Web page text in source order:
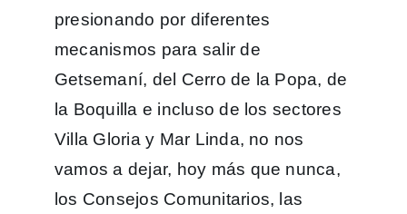
presionando por diferentes
mecanismos para salir de
Getsemaní, del Cerro de la Popa, de
la Boquilla e incluso de los sectores
Villa Gloria y Mar Linda, no nos
vamos a dejar, hoy más que nunca,
los Consejos Comunitarios, las